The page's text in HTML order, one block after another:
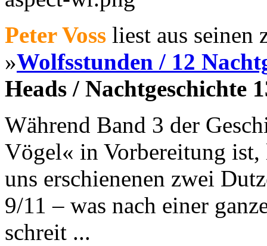
Peter Voss liest aus seinen
»Wolfsstunden / 12
Heads / Nachtgeschichte
Während Band 3 der
Vögel« in Vorbereitung ist,
uns erschienenen zwei
9/11 – was nach einer
schreit ...